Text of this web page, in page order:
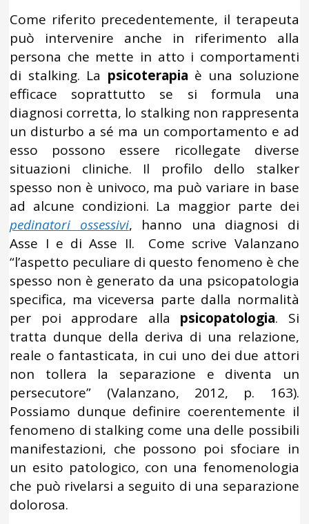
Come riferito precedentemente, il terapeuta
può intervenire anche in riferimento alla
persona che mette in atto i comportamenti
di stalking. La psicoterapia è una soluzione
efficace soprattutto se si formula una
diagnosi corretta, lo stalking non rappresenta
un disturbo a sé ma un comportamento e ad
esso possono essere ricollegate diverse
situazioni cliniche. Il profilo dello stalker
spesso non è univoco, ma può variare in base
ad alcune condizioni. La maggior parte dei
pedinatori ossessivi, hanno una diagnosi di
Asse I e di Asse II. Come scrive Valanzano
“l’aspetto peculiare di questo fenomeno è che
spesso non è generato da una psicopatologia
specifica, ma viceversa parte dalla normalità
per poi approdare alla psicopatologia. Si
tratta dunque della deriva di una relazione,
reale o fantasticata, in cui uno dei due attori
non tollera la separazione e diventa un
persecutore” (Valanzano, 2012, p. 163).
Possiamo dunque definire coerentemente il
fenomeno di stalking come una delle possibili
manifestazioni, che possono poi sfociare in
un esito patologico, con una fenomenologia
che può rivelarsi a seguito di una separazione
dolorosa.